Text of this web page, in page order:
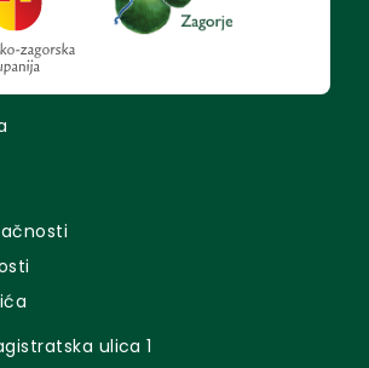
ulica 1